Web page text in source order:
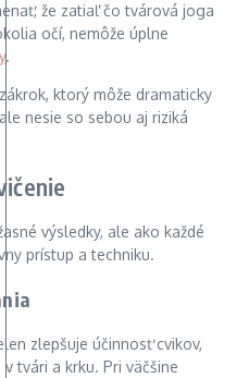
že zatiaľ čo tvárová joga
očí, nemôže úplne
.
ktorý môže dramaticky
nesie so sebou aj riziká
výsledky, ale ako každé
prístup a techniku.
zlepšuje účinnosť cvikov,
tvári a krku. Pri väčšine